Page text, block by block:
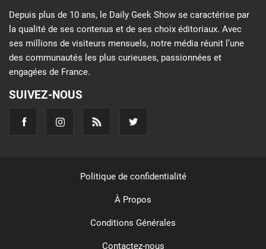
Depuis plus de 10 ans, le Daily Geek Show se caractérise par
la qualité de ses contenus et de ses choix éditoriaux. Avec
ses millions de visiteurs mensuels, notre média réunit l’une
des communautés les plus curieuses, passionnées et
engagées de France.
SUIVEZ-NOUS
Politique de confidentialité
À Propos
Conditions Générales
Contactez-nous